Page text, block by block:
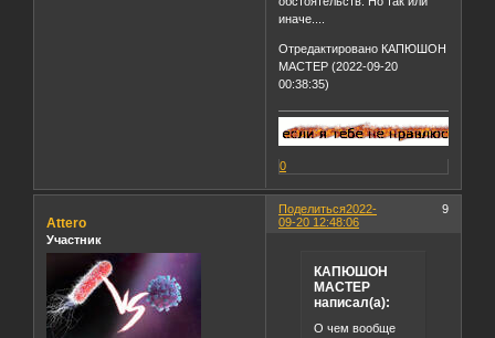
иначе....
Отредактировано КАПЮШОН
МАСТЕР (2022-09-20
00:38:35)
0
Поделиться 9
2022-
09-20 12:48:06
Attero
Участник
КАПЮШОН
МАСТЕР
написал(а):
О чем вообще